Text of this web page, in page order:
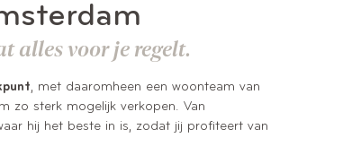
alles voor je regelt.
, met daaromheen een woonteam van
zo sterk mogelijk verkopen. Van
hij het beste in is, zodat jij profiteert van